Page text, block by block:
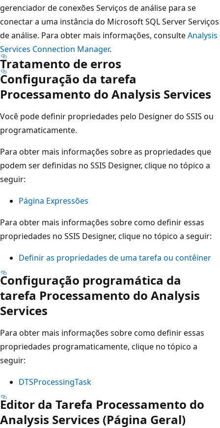
gerenciador de conexões Serviços de análise para se
conectar a uma instância do Microsoft SQL Server Serviços
de análise. Para obter mais informações, consulteAnalysis
Services Connection Manager.
Tratamento de erros
Configuração da tarefa
Processamento do Analysis Services
Você pode definir propriedades pelo Designer do SSIS ou
programaticamente.
Para obter mais informações sobre as propriedades que
podem ser definidas no SSIS Designer, clique no tópico a
seguir:
Página Expressões
Para obter mais informações sobre como definir essas
propriedades no SSIS Designer, clique no tópico a seguir:
Definir as propriedades de uma tarefa ou contêiner
Configuração programática da
tarefa Processamento do Analysis
Services
Para obter mais informações sobre como definir essas
propriedades programaticamente, clique no tópico a
seguir:
DTSProcessingTask
Editor da Tarefa Processamento do
Analysis Services (Página Geral)